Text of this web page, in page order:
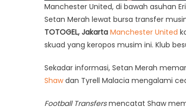
Manchester United, di bawah asuhan
Setan Merah lewat bursa transfer
TOTOGEL, Jakarta Manchester United
skuad yang keropos musim ini. Klub
Sekadar informasi, Setan Merah
Shawdan Tyrell Malacia mengalami
Football Transfersmencatat Shaw